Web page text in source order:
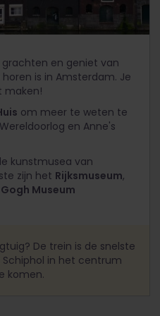
en geniet van
is in Amsterdam. Je
maken!
om meer te weten te
en Anne's
kunstmusea van
zijn het Rijksmuseum,
Museum
De trein is de snelste
in het centrum
komen.